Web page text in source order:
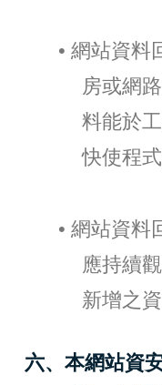
• 網站資料
房或網
料能於
快使程
• 網站資料
應持續
新增之
六、本網站資